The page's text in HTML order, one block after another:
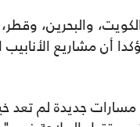
والبحرين، وقطر،
أن مشاريع الأنابيب
جديدة لم تعد